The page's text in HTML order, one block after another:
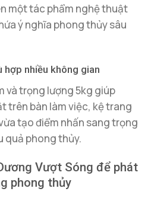
một tác phẩm nghệ thuật
ý nghĩa phong thủy sâu
hợp nhiều không gian
và trọng lượng 5kg giúp
trên bàn làm việc, kệ trang
tạo điểm nhấn sang trọng
quả phong thủy.
Vượt Sóng để phát
phong thủy